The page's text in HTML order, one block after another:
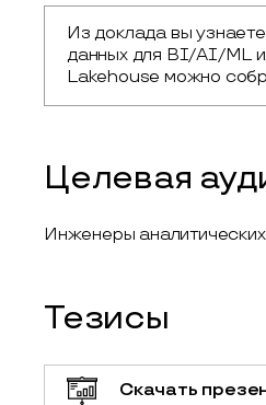
Из доклада вы
данных для BI/AI/ML
Lakehouse можно
Целевая
Инженеры
Тезисы
Скачать